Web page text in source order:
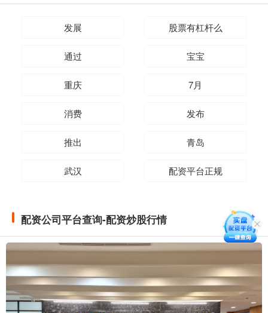
发展 股票有杠杆么
通过 宝宝
重庆 7月
消费 发布
推出 青岛
武汉 配资平台正规
配资公司平台查询-配资炒股行情